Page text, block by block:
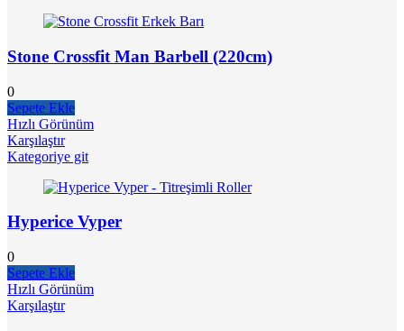
Stone Crossfit Man Barbell (220cm)
0
Sepete Ekle
Hızlı Görünüm
Karşılaştır
Kategoriye git
Hyperice Vyper
0
Sepete Ekle
Hızlı Görünüm
Karşılaştır